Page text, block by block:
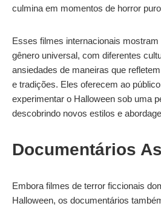
culmina em momentos de horror
Esses filmes internacionais
gênero universal, com diferentes
ansiedades de maneiras que
e tradições. Eles oferecem ao
experimentar o Halloween sob uma
descobrindo novos estilos e
Documentários
Embora filmes de terror ficcionais
Halloween, os documentários